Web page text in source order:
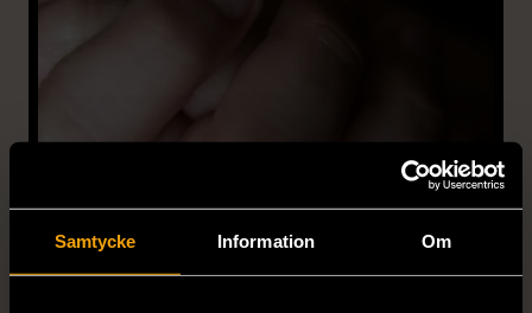
Samtycke Information Om